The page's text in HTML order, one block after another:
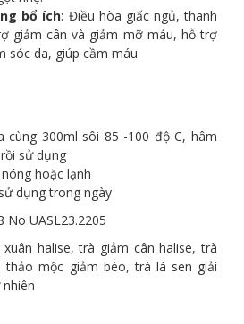
bổ ích: Điều hòa giấc ngủ, thanh
giảm cân và giảm mỡ máu, hỗ trợ
sóc da, giúp cầm máu
cùng 300ml sôi 85 -100 độ C, hâm
sử dụng
hoặc lạnh
dụng trong ngày
No UASL23.2205
halise,trà giảm cân halise,trà
thảo mộc giảm béo,trà lá sen giải